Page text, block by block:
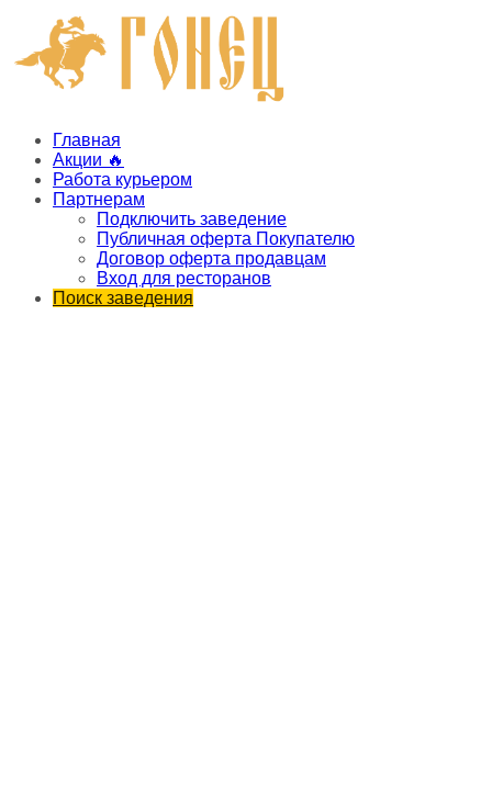
Главная
Акции 🔥
Работа курьером
Партнерам
Подключить заведение
Публичная оферта Покупателю
Договор оферта продавцам
Вход для ресторанов
Поиск заведения